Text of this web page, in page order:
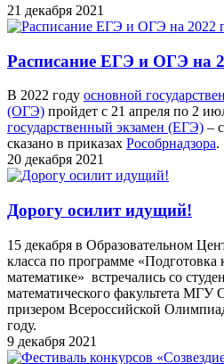
21 декабря 2021
Расписание ЕГЭ и ОГЭ на
В 2022 году основной
(ОГЭ) пройдет с 21 апреля по 2
государственный экзамен (ЕГЭ) –
сказано в приказах Рособрнадзора.
20 декабря 2021
Дорогу осилит идущий!
15 декабря в Образовательном
класса по программе
математике» встречались со
математического факультета
призером Всероссийской
году.
9 декабря 2021